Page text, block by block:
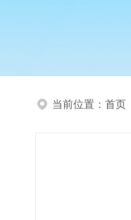
当前位置： 首页